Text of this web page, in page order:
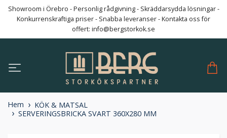
Showroom i Örebro - Personlig rådgivning - Skräddarsydda lösningar -
Konkurrenskraftiga priser - Snabba leveranser - Kontakta oss för
offert: info@bergstorkok.se
Hem
KÖK & MATSAL
SERVERINGSBRICKA SVART 360X280 MM